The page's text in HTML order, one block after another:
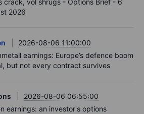
crack, vol shrugs - Options Brief - 6
2026
2026-08-06 11:00:00
earnings: Europe’s defence boom
but not every contract survives
2026-08-06 06:55:00
earnings: an investor's options